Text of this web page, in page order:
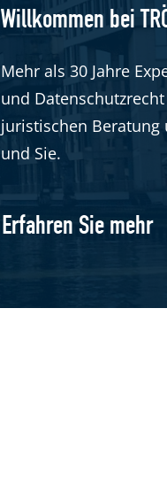
Willkommen bei
Mehr als 30 Jahre
und
juristischen
und Sie.
Erfahren Sie mehr